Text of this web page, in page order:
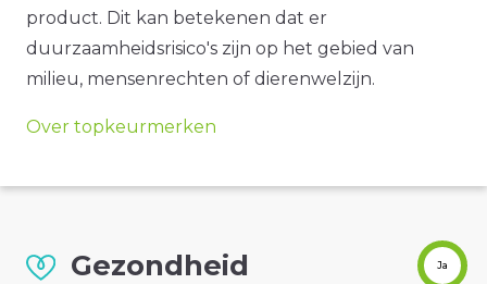
product. Dit kan betekenen dat er
duurzaamheidsrisico's zijn op het gebied van
milieu, mensenrechten of dierenwelzijn.
Over topkeurmerken
Gezondheid Ja